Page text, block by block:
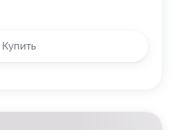
Купить